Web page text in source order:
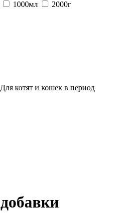
1000мл 2000г
Для котят и кошек в период